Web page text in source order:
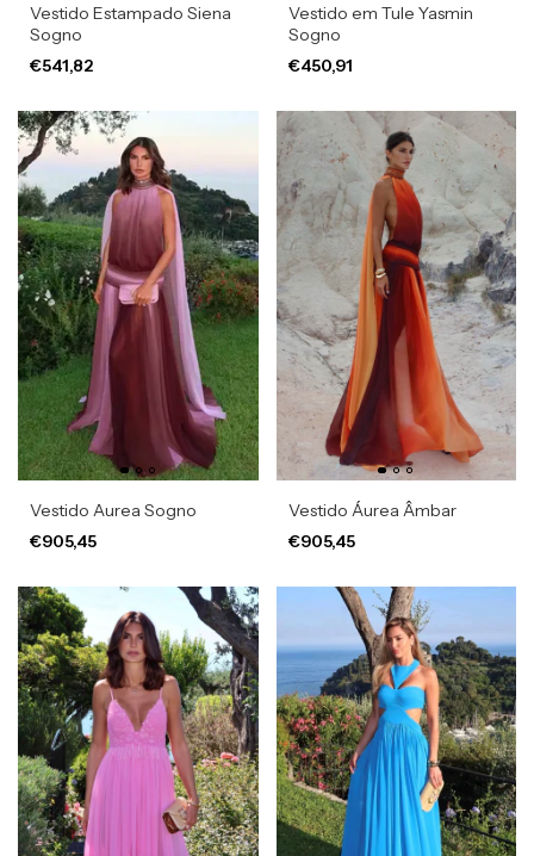
Vestido Estampado Siena
Sogno
€541,82
Vestido em Tule Yasmin
Sogno
€450,91
Vestido Aurea Sogno
€905,45
Vestido Áurea Âmbar
€905,45